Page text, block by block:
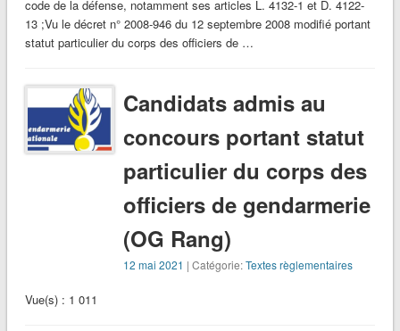
code de la défense, notamment ses articles L. 4132-1 et D. 4122-
13 ;Vu le décret n° 2008-946 du 12 septembre 2008 modifié portant
statut particulier du corps des officiers de …
Candidats admis au
concours portant statut
particulier du corps des
officiers de gendarmerie
(OG Rang)
12 mai 2021 | Catégorie:Textes règlementaires
Vue(s) : 1 011